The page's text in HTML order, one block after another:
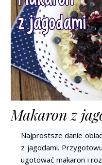
Makaron z
Najprostsze danie
z jagodami.
ugotować makaron i